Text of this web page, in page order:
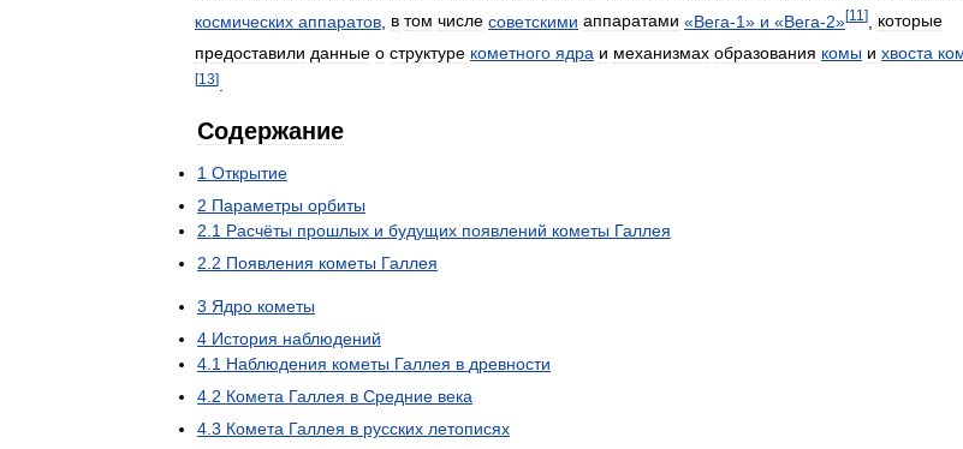
космических аппаратов в том числе советскими аппаратами «Вега‑1» и «Вега‑2»[11 ]
которые
предоставили данные о структуре кометного ядра и механизмах образования комы и хвоста
[13]
Содержание
1 Открытие
2 Параметры орбиты
2 1 Расчёты прошлых и будущих появлений кометы Галлея
2 2 Появления кометы Галлея
3 Ядро кометы
4 История наблюдений
4 1 Наблюдения кометы Галлея в древности
4 2 Комета Галлея в Средние века
4 3 Комета Галлея в русских летописях